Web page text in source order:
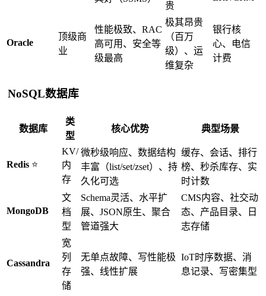
贵
Oracle
顶级商
业
性能极致、RAC
高可用、安全等
级最高
极其昂贵
（百万
级）、运
维复杂
银行核
心、电信
计费
NoSQL数据库
数据库
类
型
核心优势 典型场景
Redis ⭐
KV/
内
存
微秒级响应、数据结构
丰富（list/set/zset）、持
久化可选
缓存、会话、排行
榜、秒杀库存、实
时计数
MongoDB
文
档
型
Schema灵活、水平扩
展、JSON原生、聚合
管道强大
CMS内容、社交动
态、产品目录、日
志存储
Cassandra
宽
列
存
储
无单点故障、写性能极
强、线性扩展
IoT时序数据、消
息记录、写密集型